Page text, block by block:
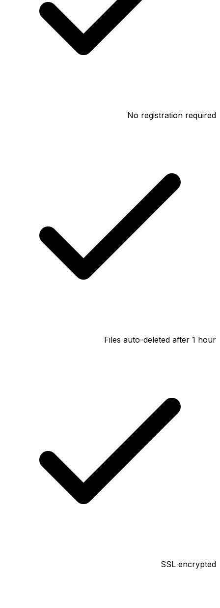
No registration required
Files auto-deleted after 1 hour
SSL encrypted